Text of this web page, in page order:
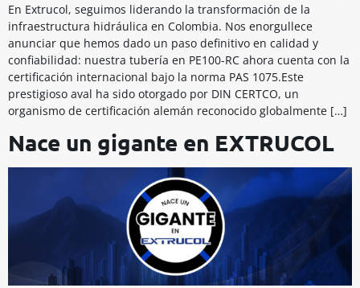
En Extrucol, seguimos liderando la transformación de la
infraestructura hidráulica en Colombia. Nos enorgullece
anunciar que hemos dado un paso definitivo en calidad y
confiabilidad: nuestra tubería en PE100-RC ahora cuenta con la
certificación internacional bajo la norma PAS 1075.Este
prestigioso aval ha sido otorgado por DIN CERTCO, un
organismo de certificación alemán reconocido globalmente […]
Nace un gigante en EXTRUCOL